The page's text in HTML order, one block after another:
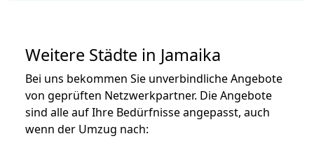
Weitere Städte in Jamaika
Bei uns bekommen Sie unverbindliche Angebote
von geprüften Netzwerkpartner. Die Angebote
sind alle auf Ihre Bedürfnisse angepasst, auch
wenn der Umzug nach: